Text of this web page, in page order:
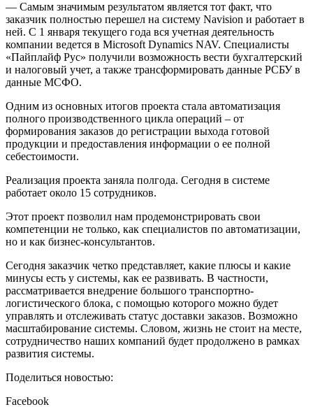
— Самым значимым результатом является тот факт, что
заказчик полностью перешел на систему Navision и работает в
ней. С 1 января текущего года вся учетная деятельность
компании ведется в Microsoft Dynamics NAV. Специалисты
«Пайплайф Рус» получили возможность вести бухгалтерский
и налоговый учет, а также трансформировать данные РСБУ в
данные МСФО.
Одним из основных итогов проекта стала автоматизация
полного производственного цикла операций – от
формирования заказов до регистрации выхода готовой
продукции и предоставления информации о ее полной
себестоимости.
Реализация проекта заняла полгода. Сегодня в системе
работает около 15 сотрудников.
Этот проект позволил нам продемонстрировать свои
компетенции не только, как специалистов по автоматизации,
но и как бизнес-консультантов.
Сегодня заказчик четко представляет, какие плюсы и какие
минусы есть у системы, как ее развивать. В частности,
рассматривается внедрение большого транспортно-
логистического блока, с помощью которого можно будет
управлять и отслеживать статус доставки заказов. Возможно
масштабирование системы. Словом, жизнь не стоит на месте,
сотрудничество наших компаний будет продолжено в рамках
развития системы.
Поделиться новостью:
Facebook